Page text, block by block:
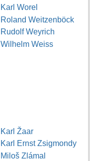
Karl Worel
Roland Weitzenböck
Rudolf Weyrich
Wilhelm Weiss
Karl Žaar
Karl Ernst Zsigmondy
Miloš Zlámal